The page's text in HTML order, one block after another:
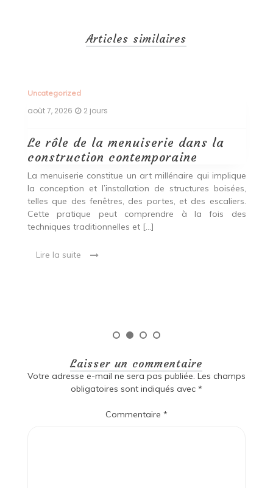
Articles similaires
Uncategorized
août 7, 2026 2 jours
Le rôle de la menuiserie dans la
construction contemporaine
La menuiserie constitue un art millénaire qui implique
la conception et l’installation de structures boisées,
telles que des fenêtres, des portes, et des escaliers.
Cette pratique peut comprendre à la fois des
techniques traditionnelles et […]
Lire la suite
Laisser un commentaire
Votre adresse e-mail ne sera pas publiée. Les champs
obligatoires sont indiqués avec *
Commentaire *